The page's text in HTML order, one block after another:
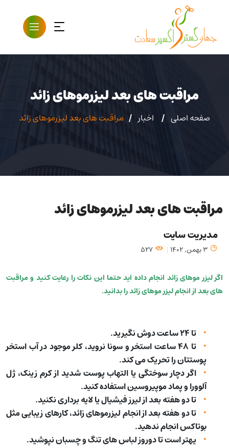
مراقبت های بعد لیزرموهای زائد
صفحه اصلی اخبار مراقبت های بعد لیزرموهای زائد
مراقبت های بعد لیزرموهای زائد
مدیریت سایت
3 بهمن, 1402 527
اگر لیزر موهای زائد انجام داده اید حتما این نکات را رعایت کنید و مراقبت
های بعد از انجام لیزر موهای زائد را بدانید.
تا 24 ساعت دوش نگیرید.
تا 48 ساعت استخر و سونا نروید، کلر موجود در آب استخر
پوستتان را تحریک می کند.
اگر دچار سوختگی یا التهاب پوست شدید از کرم زینک، ژل
آلوورا و پماد موپیروسین استفاده کنید.
تا دو هفته بعد از لیرز فیشیال یا لایه برداری نکنید.
تا دو هفته بعد از انجام لیزرموهای زائد، کارهای زیبایی مثل
بوتاکس انجام ندهید.
یهتر است تا دوروز لباس های تنگ و چسبان نپوشید.